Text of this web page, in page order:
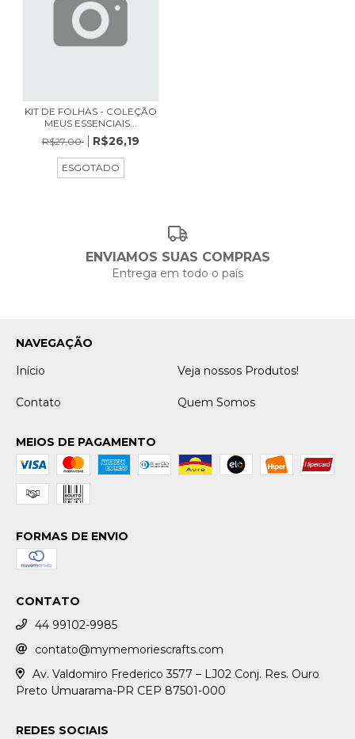
KIT DE FOLHAS - COLEÇÃO
MEUS ESSENCIAIS...
R$27,00
R$26,19
ESGOTADO
ENVIAMOS SUAS COMPRAS
Entrega em todo o país
NAVEGAÇÃO
Início
Veja nossos Produtos!
Contato Quem Somos
MEIOS DE PAGAMENTO
FORMAS DE ENVIO
CONTATO
44 99102-9985
contato@mymemoriescrafts.com
Av. Valdomiro Frederico 3577 – LJ02 Conj. Res. Ouro
Preto Umuarama-PR CEP 87501-000
REDES SOCIAIS